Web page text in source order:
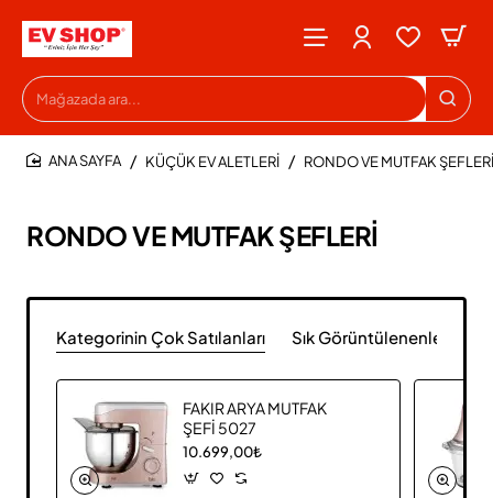
Mağazada
ara...
RONDO VE MUTFAK ŞEFLERİ
KÜÇÜK EV ALETLERİ RONDO VE MUTFAK ŞEFLERİ
Kategorinin Çok Satılanları Sık Görüntülenenler
FAKIR ARYA MUTFAK
ŞEFİ 5027
10.699,00₺